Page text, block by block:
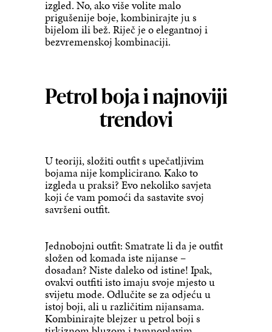
izgled. No, ako više volite malo
prigušenije boje, kombinirajte ju s
bijelom ili bež. Riječ je o elegantnoj i
bezvremenskoj kombinaciji.
Petrol boja i najnoviji
trendovi
U teoriji, složiti outfit s upečatljivim
bojama nije komplicirano. Kako to
izgleda u praksi? Evo nekoliko savjeta
koji će vam pomoći da sastavite svoj
savršeni outfit.
Jednobojni outfit: Smatrate li da je outfit
složen od komada iste nijanse –
dosadan? Niste daleko od istine! Ipak,
ovakvi outfiti isto imaju svoje mjesto u
svijetu mode. Odlučite se za odjeću u
istoj boji, ali u različitim nijansama.
Kombinirajte blejzer u petrol boji s